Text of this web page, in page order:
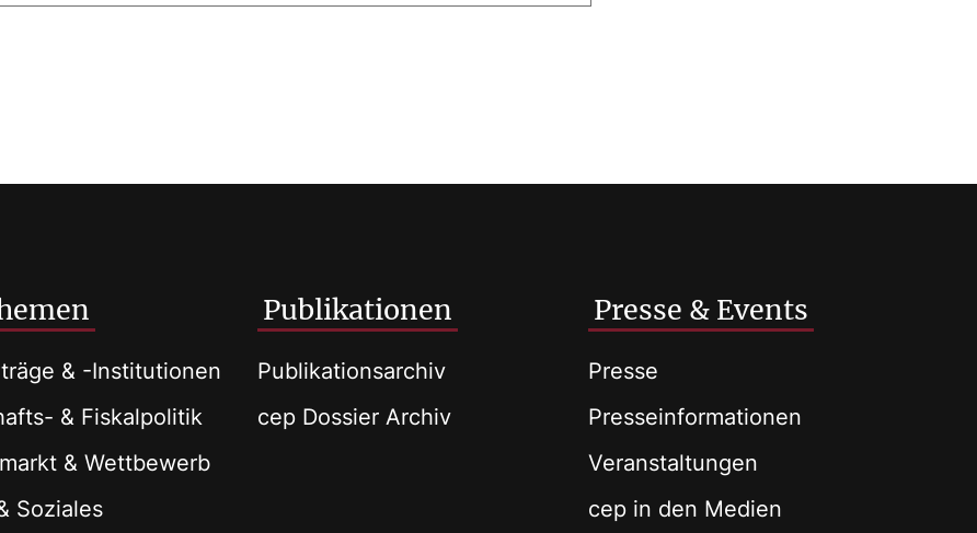
& -Institutionen
& Fiskalpolitik
& Wettbewerb
Soziales
Publikationen
Publikationsarchiv
cep Dossier Archiv
Presse & Events
Presse
Presseinformationen
Veranstaltungen
cep in den Medien